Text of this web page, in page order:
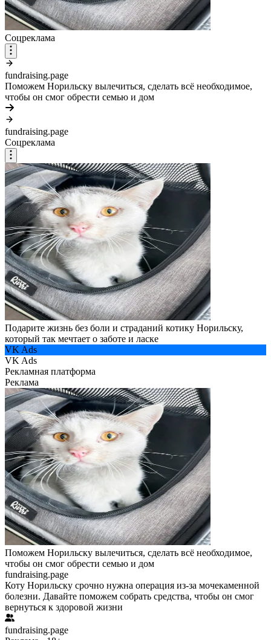
Соцреклама
fundraising.page
Поможем Норильску вылечиться, сделать всё необходимое,
чтобы он смог обрести семью и дом
fundraising.page
Соцреклама
Подарите жизнь без боли и страданий котику Норильску,
который так мечтает о заботе и ласке
VK Ads
VK Ads
Рекламная платформа
Реклама
Поможем Норильску вылечиться, сделать всё необходимое,
чтобы он смог обрести семью и дом
fundraising.page
Коту Норильску срочно нужна операция из-за мочекаменной
болезни. Давайте поможем собрать средства, чтобы он смог
вернуться к здоровой жизни
fundraising.page